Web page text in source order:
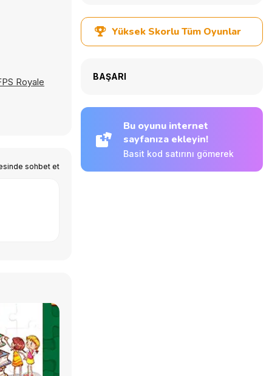
Royale
sohbet et
Yüksek Skorlu Tüm Oyunlar
BAŞARI
Bu oyunu internet
sayfanıza ekleyin!
Basit kod satırını gömerek